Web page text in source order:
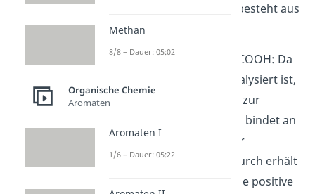
Säuren beschleunigt. Sie besteht aus
6 Schritten:
1. Protonierung
von -COOH: Da
die Reaktion säurekatalysiert ist,
stehen viele Protonen zur
Verfügung. Ein Proton bindet an
die -COOH-Gruppe der
Terephthalsäure. Dadurch erhält
die -COOH-Gruppe eine positive
Methan
8/8 – Dauer: 05:02
Organische Chemie
Aromaten
Aromaten I
1/6 – Dauer: 05:22